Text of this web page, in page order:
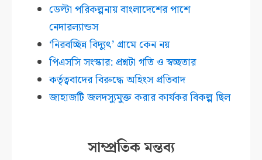
ডেল্টা পরিকল্পনায় বাংলাদেশের পাশে
নেদারল্যান্ডস
‘নিরবচ্ছিন্ন বিদ্যুৎ’ গ্রামে কেন নয়
পিএসসি সংস্কার: প্রশ্নটা গতি ও স্বচ্ছতার
কর্তৃত্ববাদের বিরুদ্ধে অহিংস প্রতিবাদ
জাহাজটি জলদস্যুমুক্ত করার কার্যকর বিকল্প ছিল
সাম্প্রতিক মন্তব্য